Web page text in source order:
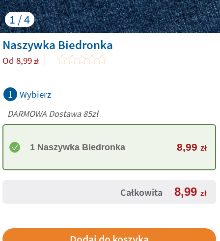
1 / 4
Naszywka Biedronka
Od 8,99 zł
1 Wybierz
DARMOWA Dostawa 85zł
1 Naszywka Biedronka 8,99 zł
Całkowita 8,99 zł